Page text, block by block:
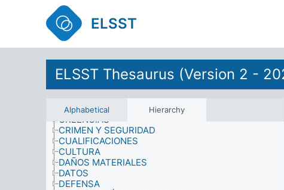
ELSST
ELSST Thesaurus (Version 2 -
Alphabetical Hierarchy
CONFLICTOS
CONSEJOS
CONSERVACIÓN
CONSUMO
CONTRATOS Y ACUERDOS
CONTROL ESTATAL
COOPERACION
COSTUMBRES Y TRADICIONES
CREENCIAS
CRIMEN Y SEGURIDAD
CUALIFICACIONES
CULTURA
DAÑOS MATERIALES
DATOS
DEFENSA